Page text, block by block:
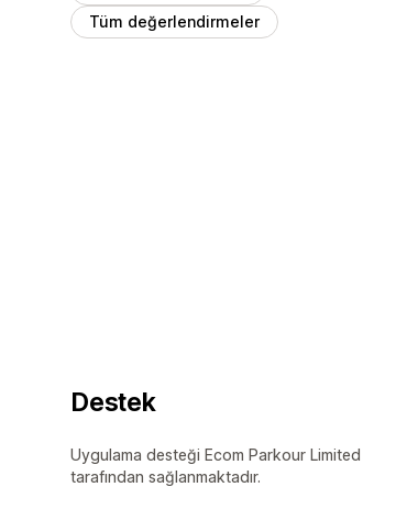
Tüm değerlendirmeler
Destek
Uygulama desteği Ecom Parkour Limited
tarafından sağlanmaktadır.